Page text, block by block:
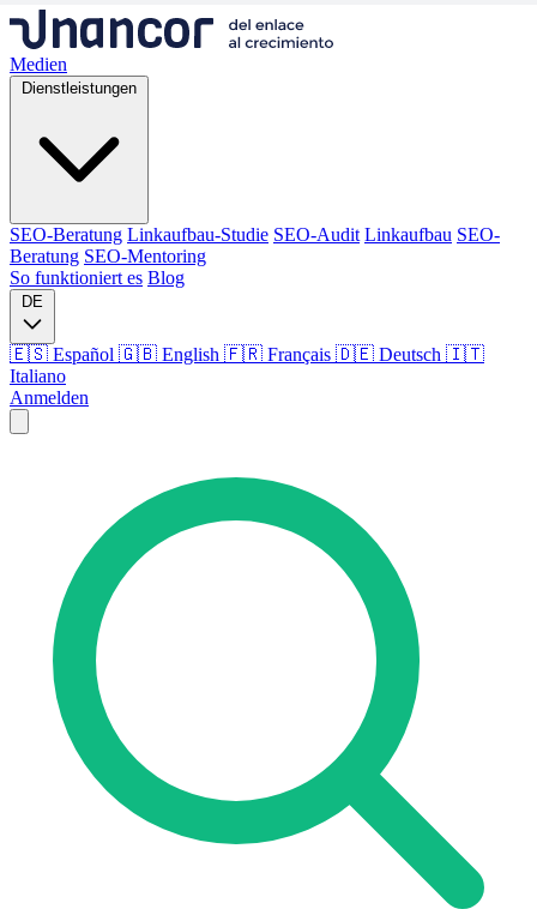
Medien
Dienstleistungen
SEO-Beratung Linkaufbau-Studie SEO-Audit Linkaufbau SEO-
Beratung SEO-Mentoring
So funktioniert es Blog
DE
🇪🇸 Español 🇬🇧 English 🇫🇷 Français 🇩🇪 Deutsch 🇮🇹
Italiano
Anmelden
SEO-Beratung Linkaufbau
Beratung
SEO-Mentoring
So funktioniert es
Sprache
🇪🇸 ES
🇬🇧 EN 🇮🇹 IT